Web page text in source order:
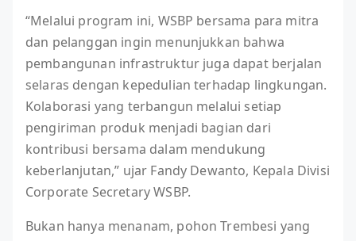
“Melalui program ini, WSBP bersama para mitra
dan pelanggan ingin menunjukkan bahwa
pembangunan infrastruktur juga dapat berjalan
selaras dengan kepedulian terhadap lingkungan.
Kolaborasi yang terbangun melalui setiap
pengiriman produk menjadi bagian dari
kontribusi bersama dalam mendukung
keberlanjutan,” ujar Fandy Dewanto, Kepala Divisi
Corporate Secretary WSBP.
Bukan hanya menanam, pohon Trembesi yang